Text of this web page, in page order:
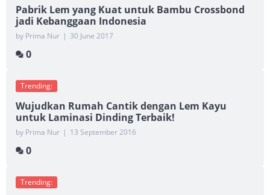
Pabrik Lem yang Kuat untuk Bambu Crossbond
jadi Kebanggaan Indonesia
by Prima Nur | 30 June 2017
0
Trending:
Wujudkan Rumah Cantik dengan Lem Kayu
untuk Laminasi Dinding Terbaik!
by Prima Nur | 13 September 2016
0
Trending: